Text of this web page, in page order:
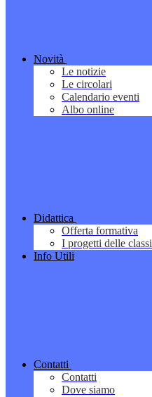
Novità
Le notizie
Le circolari
Calendario eventi
Albo online
Didattica
Offerta formativa
I progetti delle classi
Info Utili
Contatti
Contatti
Dove siamo